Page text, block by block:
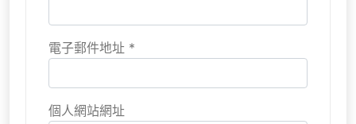
電子郵件地址 *
個人網站網址